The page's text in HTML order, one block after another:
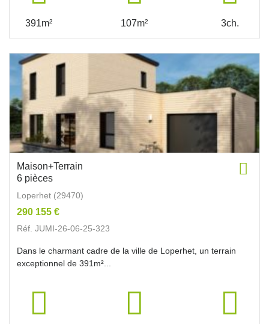
391m² 107m² 3ch.
Maison+Terrain
6 pièces
Loperhet (29470)
290 155 €
Réf. JUMI-26-06-25-323
Dans le charmant cadre de la ville de Loperhet, un terrain
exceptionnel de 391m²...